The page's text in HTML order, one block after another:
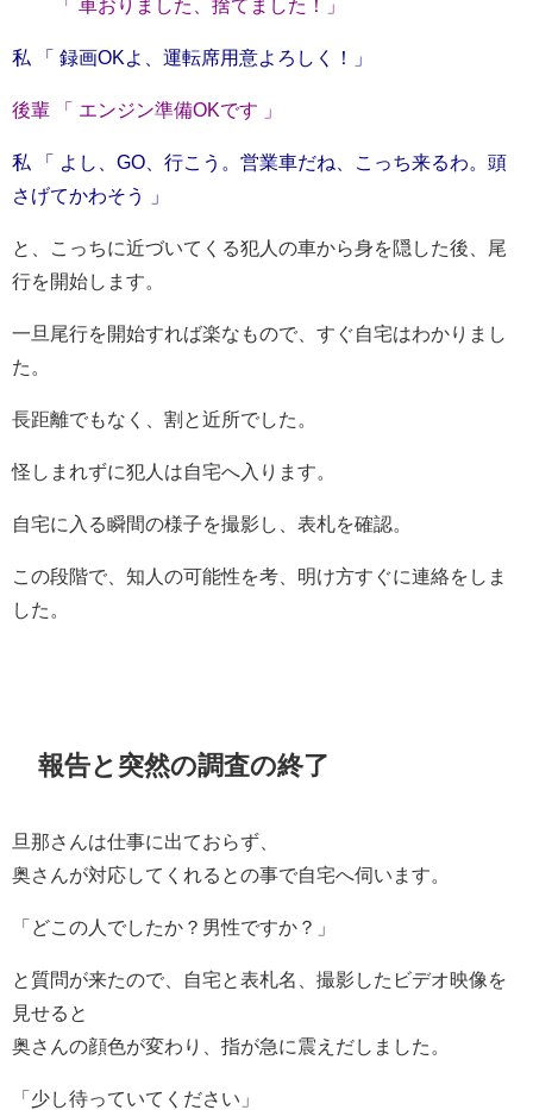
「 車おりました、捨てました！」
私 「 録画OKよ、運転席用意よろしく！」
後輩 「 エンジン準備OKです 」
私 「 よし、GO、行こう。営業車だね、こっち来るわ。頭
さげてかわそう 」
と、こっちに近づいてくる犯人の車から身を隠した後、尾
行を開始します。
一旦尾行を開始すれば楽なもので、すぐ自宅はわかりまし
た。
長距離でもなく、割と近所でした。
怪しまれずに犯人は自宅へ入ります。
自宅に入る瞬間の様子を撮影し、表札を確認。
この段階で、知人の可能性を考、明け方すぐに連絡をしま
した。
報告と突然の調査の終了
旦那さんは仕事に出ておらず、
奥さんが対応してくれるとの事で自宅へ伺います。
「どこの人でしたか？男性ですか？」
と質問が来たので、自宅と表札名、撮影したビデオ映像を
見せると
奥さんの顔色が変わり、指が急に震えだしました。
「少し待っていてください」